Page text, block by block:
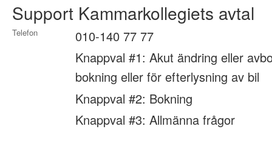
Support Kammarkollegiets avtal
Telefon
010-140 77 77
Knappval #1: Akut ändring eller
bokning eller för efterlysning av bil
Knappval #2: Bokning
Knappval #3: Allmänna frågor